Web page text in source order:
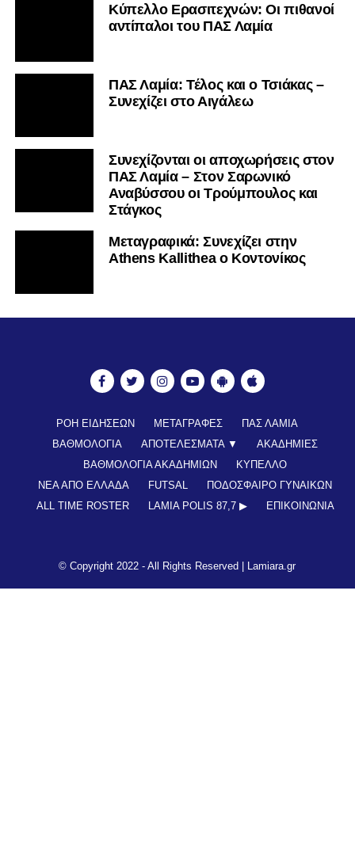
Κύπελλο Ερασιτεχνών: Οι πιθανοί
αντίπαλοι του ΠΑΣ Λαμία
ΠΑΣ Λαμία: Τέλος και ο Τσιάκας –
Συνεχίζει στο Αιγάλεω
Συνεχίζονται οι αποχωρήσεις στον
ΠΑΣ Λαμία – Στον Σαρωνικό
Αναβύσσου οι Τρούμπουλος και
Στάγκος
Mεταγραφικά: Συνεχίζει στην
Athens Kallithea ο Κοντονίκος
ΡΟΗ ΕΙΔΗΣΕΩΝ ΜΕΤΑΓΡΑΦΕΣ
ΠΑΣ ΛΑΜΙΑ
ΒΑΘΜΟΛΟΓΙΑ
ΑΠΟΤΕΛΕΣΜΑΤΑ ▼
ΑΚΑΔΗΜΙΕΣ
ΒΑΘΜΟΛΟΓΙΑ ΑΚΑΔΗΜΙΩΝ
ΚΥΠΕΛΛΟ
ΝΕΑ ΑΠΟ ΕΛΛΑΔΑ
FUTSAL
ΠΟΔΟΣΦΑΙΡΟ ΓΥΝΑΙΚΩΝ
ALL TIME ROSTER
LAMIA POLIS 87,7 ▶︎ ΕΠΙΚΟΙΝΩΝΊΑ
© Copyright 2022 - All Rights Reserved | Lamiara.gr